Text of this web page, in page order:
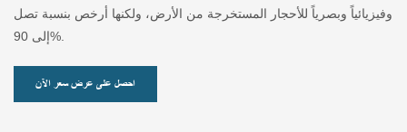
وفيزيائياً وبصرياً للأحجار المستخرجة من الأرض، ولكنها أرخص بنسبة تصل
إلى 90%.
احصل على عرض سعر الآن